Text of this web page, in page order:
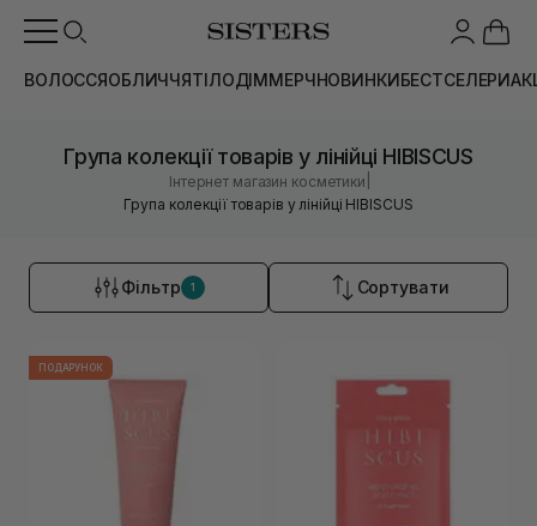
ВОЛОССЯОБЛИЧЧЯТІЛОДІММЕРЧНОВИНКИБЕСТСЕЛЕРИ
Група колекції товарів у лінійці HIBISCUS
Інтернет магазин косметики
Група колекції товарів у лінійці HIBISCUS
Фільтр 1 Сортувати
ПОДАРУНОК